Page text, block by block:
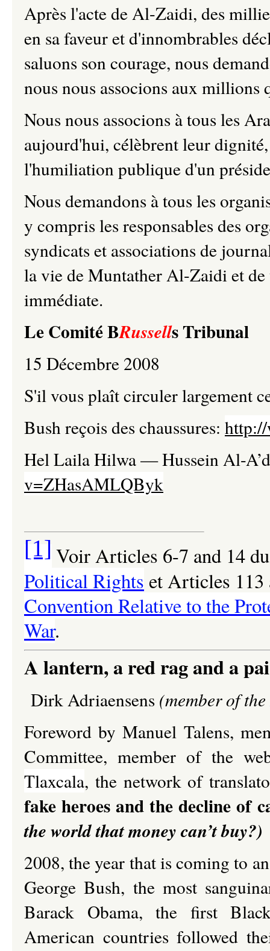
Après l'acte de Al-Zaidi, des
en sa faveur et d'innombrables
saluons son courage, nous
nous nous associons aux
Nous nous associons à tous les
aujourd'hui, célèbrent leur
l'humiliation publique d'un
Nous demandons à tous les
y compris les responsables des
syndicats et associations de
la vie de Muntather Al-Zaidi et
immédiate.
Le Comité BRussells Tribunal
15 Décembre 2008
S'il vous plaît circuler largement
Bush reçois des chaussures:
Hel Laila Hilwa—Hussein Al-
v=ZHasAMLQByk
[1] Voir Articles 6-7 and 14
Political Rights et Articles
Convention Relative to the
War.
A lantern, a red rag and a
Dirk Adriaensens (member of the
Foreword by Manuel Talens,
Committee, member of the
Tlaxcala, the network of
fake heroes and the decline of
the world that money can’t buy?)
2008, the year that is coming to
George Bush, the most
Barack Obama, the first
American countries followed